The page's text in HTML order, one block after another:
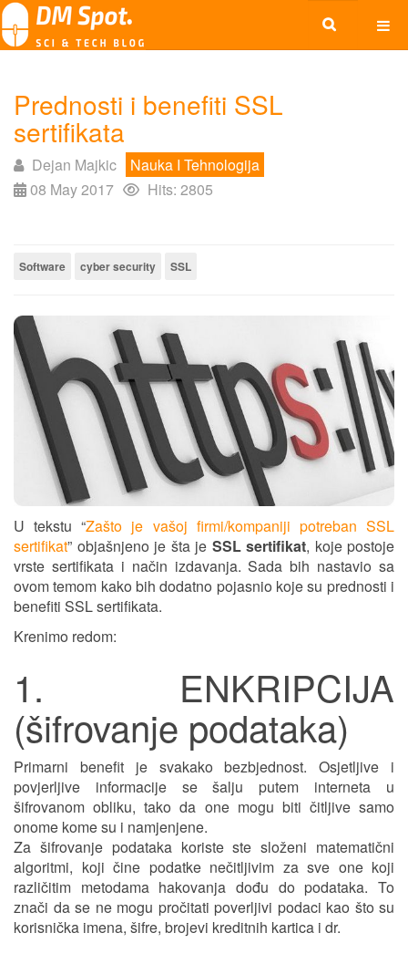
Prednosti i benefiti SSL
sertifikata
Dejan Majkic
Nauka I Tehnologija
08 May 2017
Hits: 2805
Software cyber security SSL
U tekstu “Zašto je vašoj firmi/kompaniji potreban SSL
sertifikat” objašnjeno je šta je SSL sertifikat, koje postoje
vrste sertifikata i način izdavanja. Sada bih nastavio sa
ovom temom kako bih dodatno pojasnio koje su prednosti i
benefiti SSL sertifikata.
Krenimo redom:
1. ENKRIPCIJA
(šifrovanje podataka)
Primarni benefit je svakako bezbjednost. Osjetljive i
povjerljive informacije se šalju putem interneta u
šifrovanom obliku, tako da one mogu biti čitljive samo
onome kome su i namjenjene.
Za šifrovanje podataka koriste ste složeni matematični
algoritmi, koji čine podatke nečitljivim za sve one koji
različitim metodama hakovanja dođu do podataka. To
znači da se ne mogu pročitati poverljivi podaci kao što su
korisnička imena, šifre, brojevi kreditnih kartica i dr.